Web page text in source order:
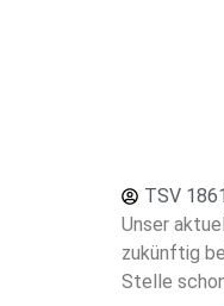
TSV
Unser
zukünftig
Stelle